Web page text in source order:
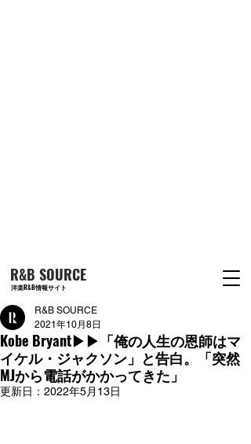
R&B SOURCE
洋楽R&B情報サイト
Kobe Bryant▶︎▶︎「俺の人生の恩師はマ
イケル・ジャクソン」と告白。「突然
MJから電話がかかってきた」
R&B SOURCE
2021年10月8日
更新日： 2022年5月13日